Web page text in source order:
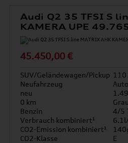
Audi Q2 35 TFSI S
KAMERA UPE
45.450,00 €
SUV/Geländewagen/Pickup 110
Neufahrzeug
neu
0 km
Grau
Benzin
4/5
Verbrauch kombiniert¹
CO2-Emission kombiniert¹
CO2-Klasse
E